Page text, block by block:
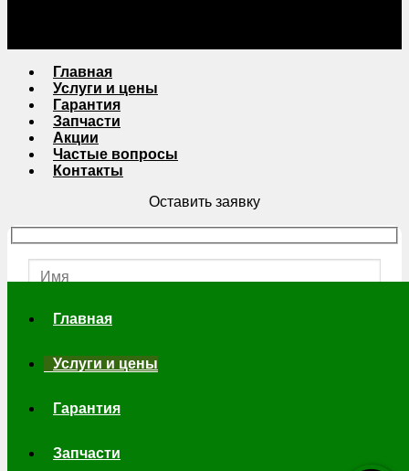
Главная
Услуги и цены
Гарантия
Запчасти
Главная
Услуги и цены
Гарантия
Запчасти
Акции
Частые вопросы
Контакты
Оставить заявку
Согласие на обработку персональных данных.